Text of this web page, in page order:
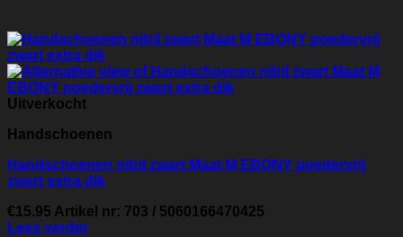
Uitverkocht
Handschoenen
Handschoenen nitril zwart Maat M EBONY poedervrij
zwart extra dik
€15.95 Artikel nr: 703 / 5060166470425
Lees verder